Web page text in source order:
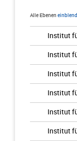
Alle Ebenen
Institut
Institut
Institut
Institut
Institut
Institut